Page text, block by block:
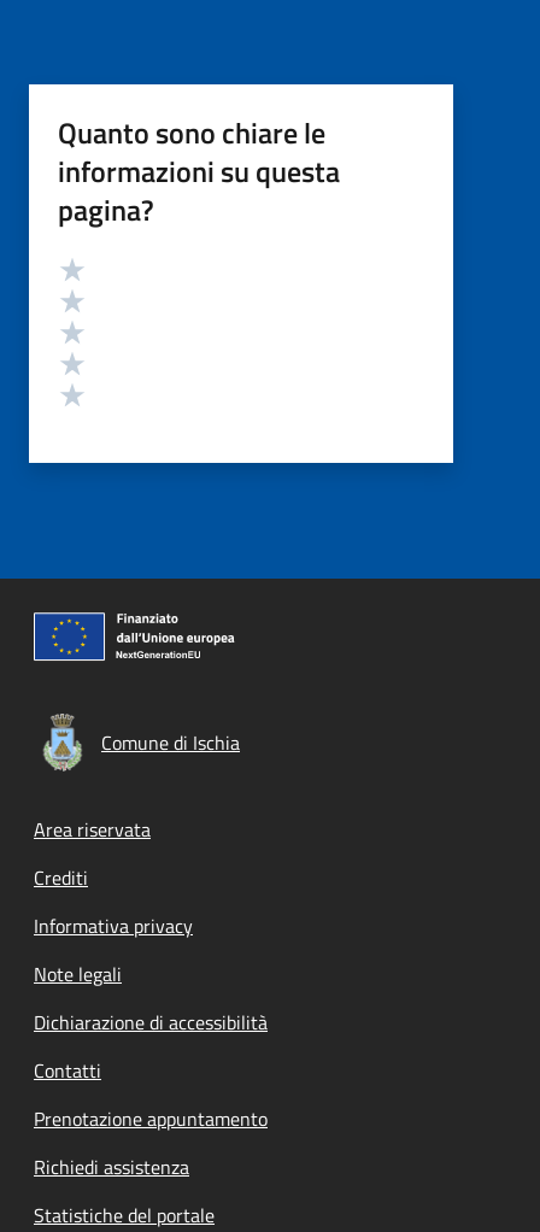
Quanto sono chiare le
informazioni su questa
pagina?
Valutazione
Comune di Ischia
Footer menu
Area riservata
Crediti
Informativa privacy
Note legali
Dichiarazione di accessibilità
Contatti
Prenotazione appuntamento
Richiedi assistenza
Statistiche del portale